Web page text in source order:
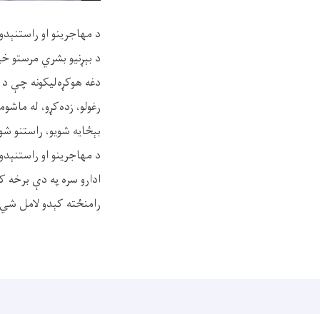
د مهاجرینو او
د بېړنیو بشري مرستو خیریه
دغه هوکړه‌لیکونه چې
بېځایه شویو، راستنو
د مهاجرینو او
ادارو سره په دې برخه
رامنځته کېدو لامل